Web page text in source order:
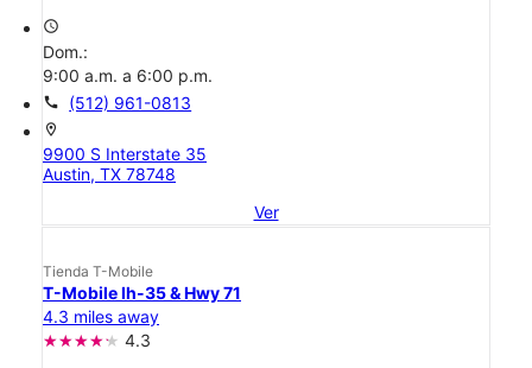
access_time
Dom.:
9:00 a.m. a 6:00 p.m.
call (512) 961-0813
location_on
9900 S Interstate 35
Austin, TX 78748
Ver
Tienda T-Mobile
T-Mobile Ih-35 & Hwy 71
4.3 miles away
4.3